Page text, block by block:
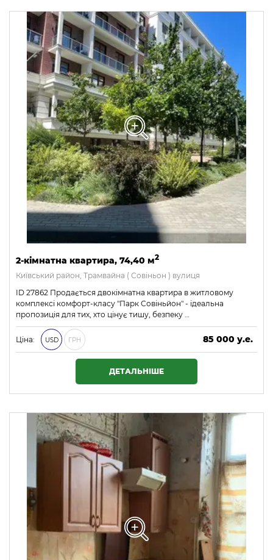
2-кімнатна квартира, 74,40 м2
Київський район, Трамвайна ( Совіньон ) вулиця
ID 27862 Продається двокімнатна квартира в житловому
комплексі комфорт-класу "Парк Совіньйон" - ідеальна
пропозиція для тих, хто цінує тишу, безпеку …
Ціна: USD ГРН
85 000 у.е.
3 655 000 ₴
ДЕТАЛЬНІШЕ